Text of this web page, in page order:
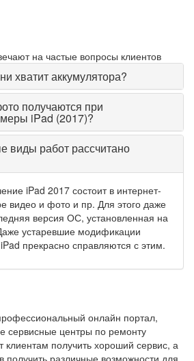
на частые вопросы клиентов
хватит аккумулятора?
получаются при
iPad (2017)?
виды работ рассчитано
iPad 2017 состоит в интернет-
видео и фото и пр. Для этого даже
версия ОС, установленная на
устаревшие модификации
прекрасно справляются с этим.
онлайн портал,
центры по ремонту
клиентам получить хороший сервис, а
получить различные возможности для